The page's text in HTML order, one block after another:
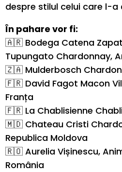
despre stilul celui care l-a
În pahare vor fi:
🇦🇷 Bodega Catena
Tupungato Chardonnay,
🇿🇦 Mulderbosch
🇫🇷 David Fagot Macon
Franța
🇫🇷 La Chablisienne
🇲🇩 Chateau Cristi
Republica Moldova
🇷🇴 Aurelia Vișinescu,
România